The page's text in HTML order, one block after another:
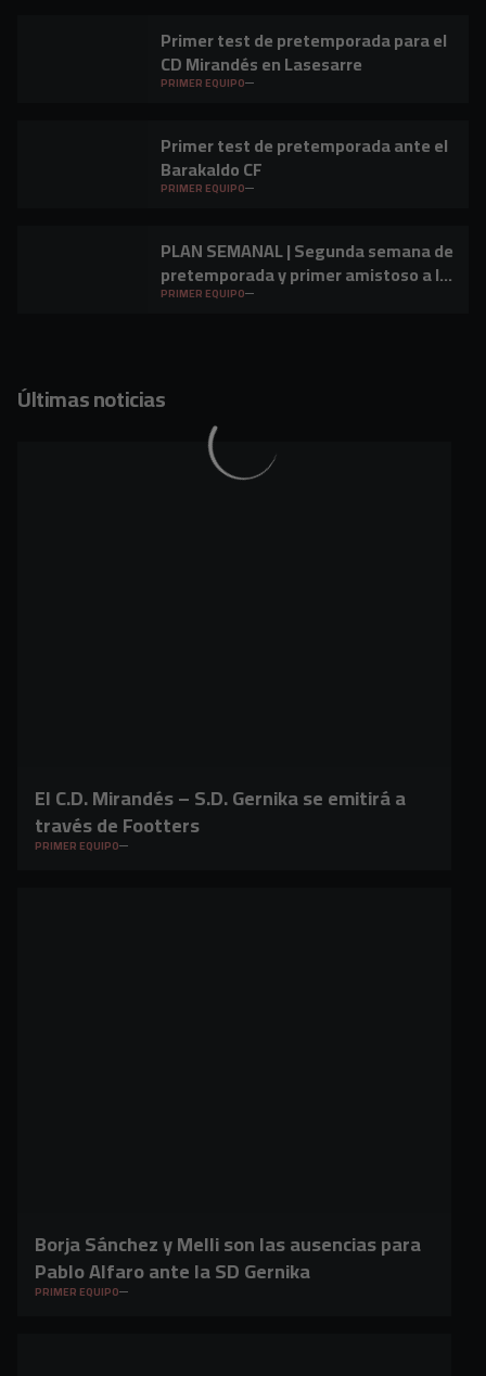
Primer test de pretemporada para el
CD Mirandés en Lasesarre
PRIMER EQUIPO
Primer test de pretemporada ante el
Barakaldo CF
PRIMER EQUIPO
PLAN SEMANAL | Segunda semana de
pretemporada y primer amistoso a la
vista
PRIMER EQUIPO
Últimas noticias
El C.D. Mirandés – S.D. Gernika se emitirá a
través de Footters
PRIMER EQUIPO
Borja Sánchez y Melli son las ausencias para
Pablo Alfaro ante la SD Gernika
PRIMER EQUIPO